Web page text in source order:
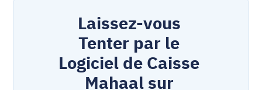
Laissez-vous
Tenter par le
Logiciel de Caisse